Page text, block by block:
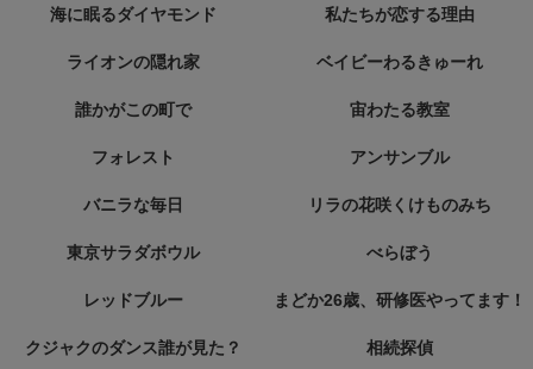
海に眠るダイヤモンド 私たちが恋する理由
ライオンの隠れ家 ベイビーわるきゅーれ
誰かがこの町で 宙わたる教室
フォレスト アンサンブル
バニラな毎日 リラの花咲くけものみち
東京サラダボウル べらぼう
レッドブルー まどか26歳、研修医やってます！
クジャクのダンス誰が見た？ 相続探偵